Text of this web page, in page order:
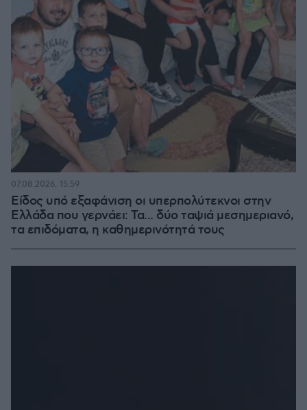
Είδος υπό εξαφάνιση οι υπερπολύτεκνοι στην
Ελλάδα που γερνάει: Τα... δύο ταψιά μεσημεριανό,
τα επιδόματα, η καθημερινότητά τους
07.08.2026, 15:59